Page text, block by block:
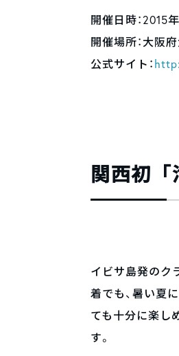
開催日時：2015
開催場所：大阪
公式サイト：
関西初「
イビサ島発のク
着でも、暑い夏
ても十分に楽し
す。